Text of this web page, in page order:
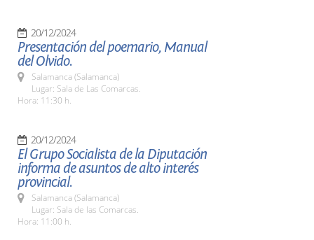
20/12/2024
Presentación del poemario, Manual
del Olvido.
Salamanca (Salamanca)
Lugar: Sala de Las Comarcas.
Hora: 11:30 h.
20/12/2024
El Grupo Socialista de la Diputación
informa de asuntos de alto interés
provincial.
Salamanca (Salamanca)
Lugar: Sala de las Comarcas.
Hora: 11:00 h.